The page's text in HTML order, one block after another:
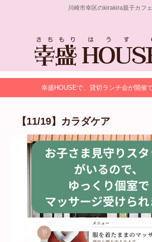
川崎市幸区のkirakira親子カフェ
幸盛HOUSEで、貸切ランチ会が開催
【11/19】カラダケア